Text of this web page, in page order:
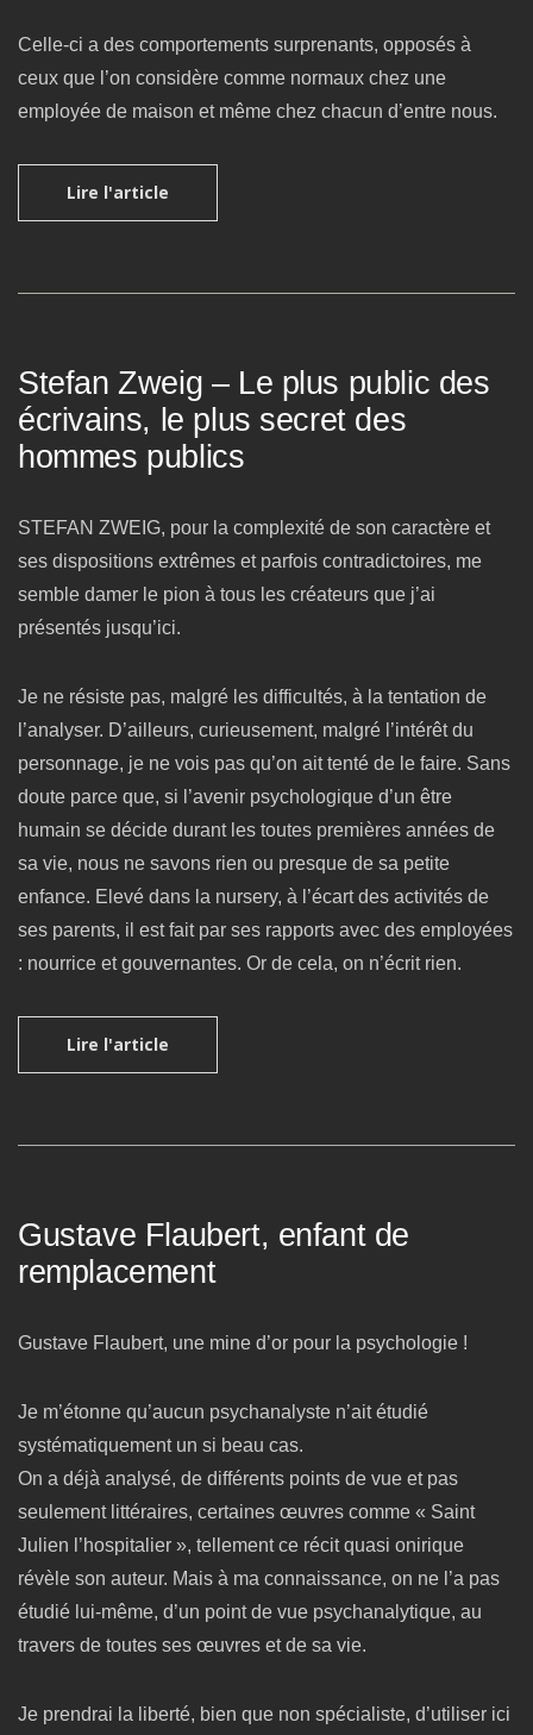
Celle-ci a des comportements surprenants, opposés à
ceux que l’on considère comme normaux chez une
employée de maison et même chez chacun d’entre nous.
Lire l'article
Stefan Zweig – Le plus public des
écrivains, le plus secret des
hommes publics
STEFAN ZWEIG, pour la complexité de son caractère et
ses dispositions extrêmes et parfois contradictoires, me
semble damer le pion à tous les créateurs que j’ai
présentés jusqu’ici.
Je ne résiste pas, malgré les difficultés, à la tentation de
l’analyser. D’ailleurs, curieusement, malgré l’intérêt du
personnage, je ne vois pas qu’on ait tenté de le faire. Sans
doute parce que, si l’avenir psychologique d’un être
humain se décide durant les toutes premières années de
sa vie, nous ne savons rien ou presque de sa petite
enfance. Elevé dans la nursery, à l’écart des activités de
ses parents, il est fait par ses rapports avec des employées
: nourrice et gouvernantes. Or de cela, on n’écrit rien.
Lire l'article
Gustave Flaubert, enfant de
remplacement
Gustave Flaubert, une mine d’or pour la psychologie !
Je m’étonne qu’aucun psychanalyste n’ait étudié
systématiquement un si beau cas.
On a déjà analysé, de différents points de vue et pas
seulement littéraires, certaines œuvres comme « Saint
Julien l’hospitalier », tellement ce récit quasi onirique
révèle son auteur. Mais à ma connaissance, on ne l’a pas
étudié lui-même, d’un point de vue psychanalytique, au
travers de toutes ses œuvres et de sa vie.
Je prendrai la liberté, bien que non spécialiste, d’utiliser ici